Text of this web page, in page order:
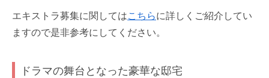
エキストラ募集に関してはこちらに詳しくご紹介してい
ますので是非参考にしてください。
ドラマの舞台となった豪華な邸宅